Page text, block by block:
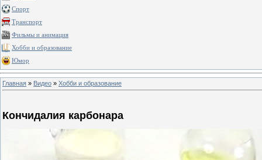
Спорт
Транспорт
Фильмы и анимация
Хобби и образование
Юмор
Главная » Видео » Хобби и образование
Кончидалия карбонара